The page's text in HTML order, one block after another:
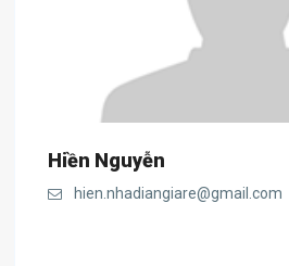
Hiền Nguyễn
hien.nhadiangiare@gmail.com